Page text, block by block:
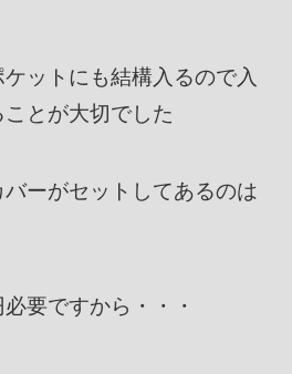
ットにも結構入るので入
とが大切でした
ーがセットしてあるのは
要ですから・・・